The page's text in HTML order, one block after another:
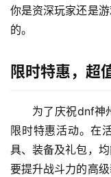
你是资深玩家还是
的。
限时特惠，超
为了庆祝dnf神
限时特惠活动。在
具、装备及礼包，
要提升战斗力的高